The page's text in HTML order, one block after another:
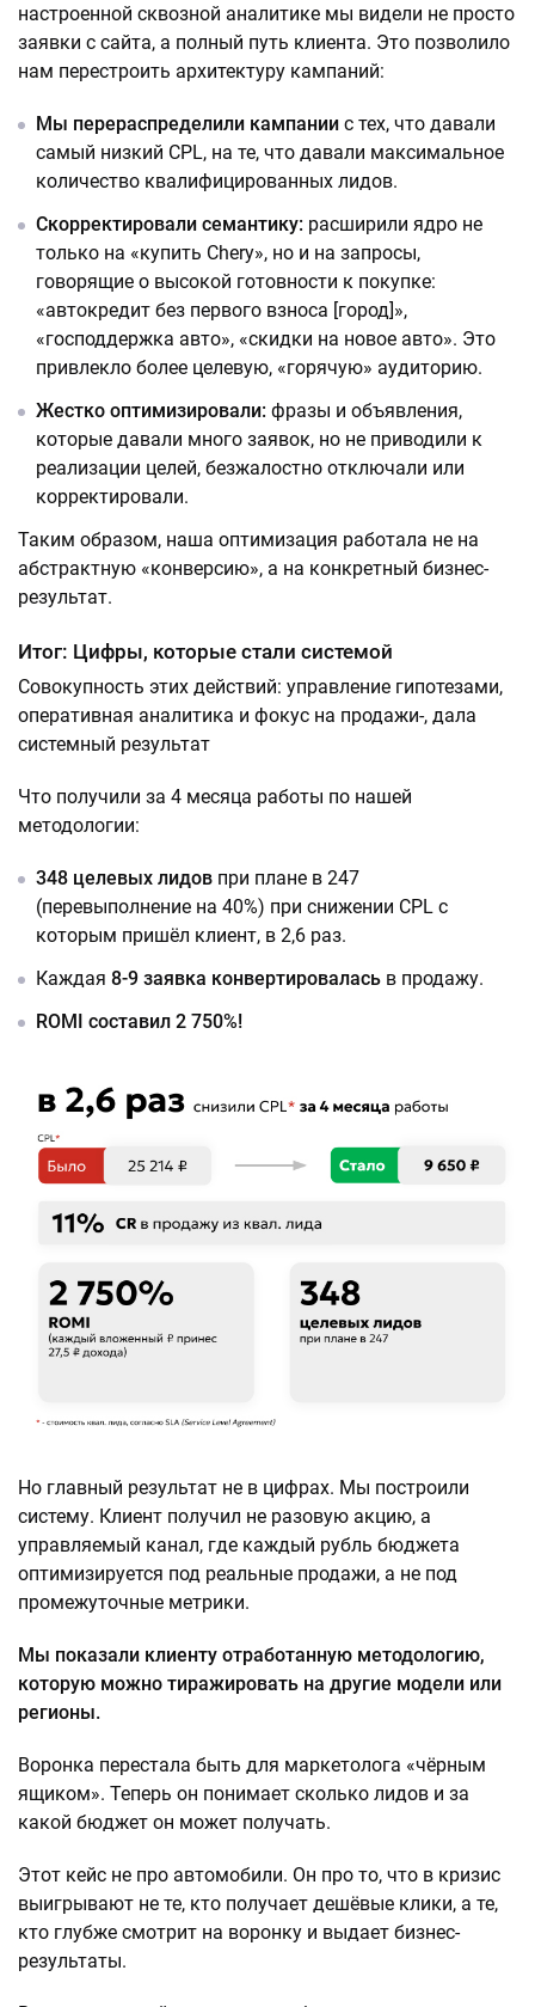
настроенной сквозной аналитике мы видели не просто
заявки с сайта, а полный путь клиента. Это позволило
нам перестроить архитектуру кампаний:
Мы перераспределили кампании с тех, что давали
самый низкий CPL, на те, что давали максимальное
количество квалифицированных лидов.
Скорректировали семантику: расширили ядро не
только на «купить Chery», но и на запросы,
говорящие о высокой готовности к покупке:
«автокредит без первого взноса [город]»,
«господдержка авто», «скидки на новое авто». Это
привлекло более целевую, «горячую» аудиторию.
Жестко оптимизировали: фразы и объявления,
которые давали много заявок, но не приводили к
реализации целей, безжалостно отключали или
корректировали.
Таким образом, наша оптимизация работала не на
абстрактную «конверсию», а на конкретный бизнес-
результат.
Итог: Цифры, которые стали системой
Совокупность этих действий: управление гипотезами,
оперативная аналитика и фокус на продажи-, дала
системный результат
Что получили за 4 месяца работы по нашей
методологии:
348 целевых лидов при плане в 247
(перевыполнение на 40%) при снижении CPL с
которым пришёл клиент, в 2,6 раз.
Каждая 8-9 заявка конвертировалась в продажу.
ROMI составил 2 750%!
Но главный результат не в цифрах. Мы построили
систему. Клиент получил не разовую акцию, а
управляемый канал, где каждый рубль бюджета
оптимизируется под реальные продажи, а не под
промежуточные метрики.
Мы показали клиенту отработанную методологию,
которую можно тиражировать на другие модели или
регионы.
Воронка перестала быть для маркетолога «чёрным
ящиком». Теперь он понимает сколько лидов и за
какой бюджет он может получать.
Этот кейс не про автомобили. Он про то, что в кризис
выигрывают не те, кто получает дешёвые клики, а те,
кто глубже смотрит на воронку и выдает бизнес-
результаты.